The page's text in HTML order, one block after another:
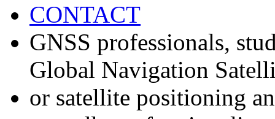
CONTACT
GNSS professionals,
Global Navigation
or satellite positioning